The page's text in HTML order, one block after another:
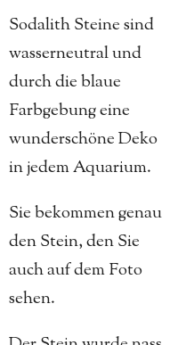
Sodalith Steine sind
wasserneutral und
durch die blaue
Farbgebung eine
wunderschöne Deko
in jedem Aquarium.
Sie bekommen genau
den Stein, den Sie
auch auf dem Foto
sehen.